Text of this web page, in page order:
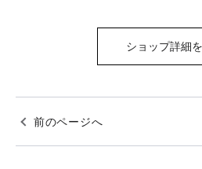
ショップ詳細
前のページへ